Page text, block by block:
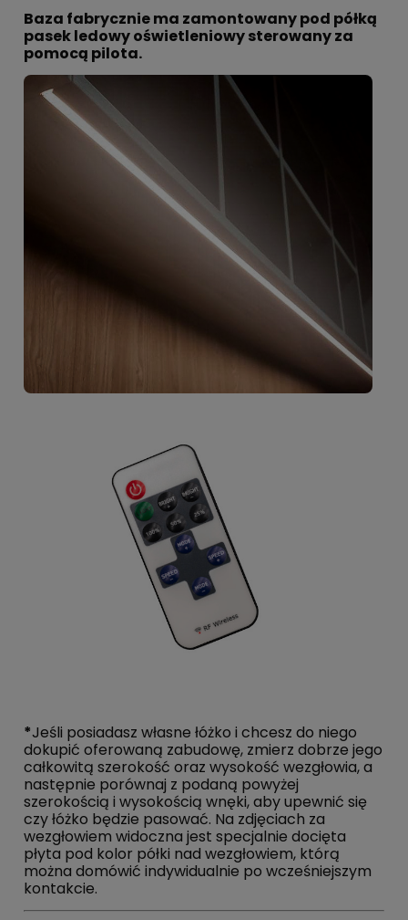
Baza fabrycznie ma zamontowany pod półką
pasek ledowy oświetleniowy sterowany za
pomocą pilota.
*Jeśli posiadasz własne łóżko i chcesz do niego
dokupić oferowaną zabudowę, zmierz dobrze jego
całkowitą szerokość oraz wysokość wezgłowia, a
następnie porównaj z podaną powyżej
szerokością i wysokością wnęki, aby upewnić się
czy łóżko będzie pasować. Na zdjęciach za
wezgłowiem widoczna jest specjalnie docięta
płyta pod kolor półki nad wezgłowiem, którą
można domówić indywidualnie po wcześniejszym
kontakcie.